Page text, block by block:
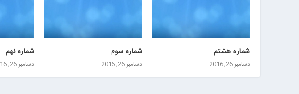
شماره هشتم
دسامبر 26, 2016
شماره سوم
دسامبر 26, 2016
شماره نهم
دسامبر 26, 2016